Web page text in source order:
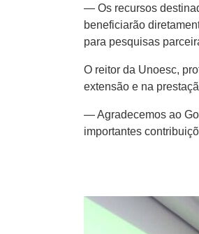
— Os recursos
beneficiarão
para pesquisas
O reitor da Unoesc,
extensão e na
— Agradecemos ao
importantes